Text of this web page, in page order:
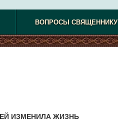
ВОПРОСЫ СВЯЩЕННИКУ
ИЗМЕНИЛА ЖИЗНЬ